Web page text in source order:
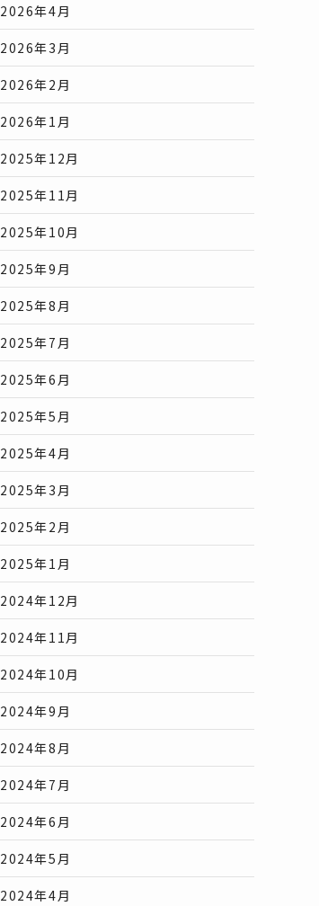
2026年4月
2026年3月
2026年2月
2026年1月
2025年12月
2025年11月
2025年10月
2025年9月
2025年8月
2025年7月
2025年6月
2025年5月
2025年4月
2025年3月
2025年2月
2025年1月
2024年12月
2024年11月
2024年10月
2024年9月
2024年8月
2024年7月
2024年6月
2024年5月
2024年4月